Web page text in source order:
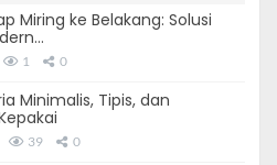
Miring ke Belakang: Solusi
1 0
Minimalis, Tipis, dan
39 0